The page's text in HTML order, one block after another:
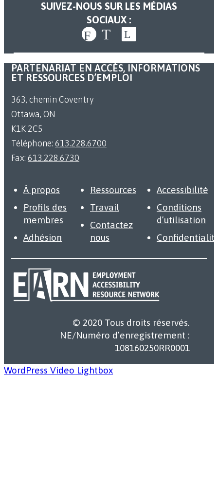
SUIVEZ-NOUS SUR LES MÉDIAS
SOCIAUX :
PARTENARIAT EN ACCÈS, INFORMATIONS
ET RESSOURCES D’EMPLOI
363, chemin Coventry
Ottawa, ON
K1K 2C5
Téléphone: 613.228.6700
Fax: 613.228.6730
À propos
Profils des
membres
Adhésion
Ressources
Travail
Contactez
nous
Accessibilité
Conditions
d’utilisation
© 2020 Tous droits réservés.
NE/Numéro d’enregistrement :
108160250RR0001
WordPress Video Lightbox